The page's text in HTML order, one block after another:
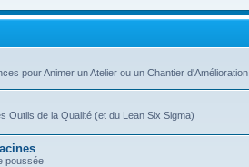
pour Animer un Atelier ou un Chantier d'Amélioration
Outils de la Qualité (et du Lean Six Sigma)
poussée